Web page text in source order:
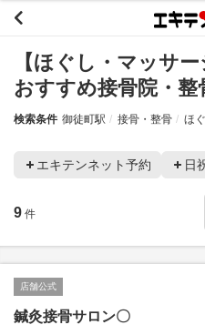
【ほぐし・マッサ
おすすめ接骨院・整
検索条件 御徒町駅 接骨・整骨 ほ
エキテンネット予約 日
9 件
店舗公式
鍼灸接骨サロン〇